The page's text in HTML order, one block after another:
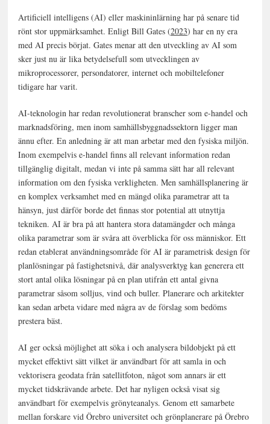
Artificiell intelligens (AI) eller maskininlärning har på senare tid
rönt stor uppmärksamhet. Enligt Bill Gates (2023) har en ny era
med AI precis börjat. Gates menar att den utveckling av AI som
sker just nu är lika betydelsefull som utvecklingen av
mikroprocessorer, persondatorer, internet och mobiltelefoner
tidigare har varit.
AI-teknologin har redan revolutionerat branscher som e-handel och
marknadsföring, men inom samhällsbyggnadssektorn ligger man
ännu efter. En anledning är att man arbetar med den fysiska miljön.
Inom exempelvis e-handel finns all relevant information redan
tillgänglig digitalt, medan vi inte på samma sätt har all relevant
information om den fysiska verkligheten. Men samhällsplanering är
en komplex verksamhet med en mängd olika parametrar att ta
hänsyn, just därför borde det finnas stor potential att utnyttja
tekniken. AI är bra på att hantera stora datamängder och många
olika parametrar som är svåra att överblicka för oss människor. Ett
redan etablerat användningsområde för AI är parametrisk design för
planlösningar på fastighetsnivå, där analysverktyg kan generera ett
stort antal olika lösningar på en plan utifrån ett antal givna
parametrar såsom solljus, vind och buller. Planerare och arkitekter
kan sedan arbeta vidare med några av de förslag som bedöms
prestera bäst.
AI ger också möjlighet att söka i och analysera bildobjekt på ett
mycket effektivt sätt vilket är användbart för att samla in och
vektorisera geodata från satellitfoton, något som annars är ett
mycket tidskrävande arbete. Det har nyligen också visat sig
användbart för exempelvis grönyteanalys. Genom ett samarbete
mellan forskare vid Örebro universitet och grönplanerare på Örebro